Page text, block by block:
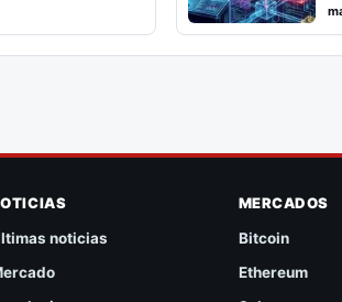
noticias
MERCADOS
Bitcoin
Ethereum